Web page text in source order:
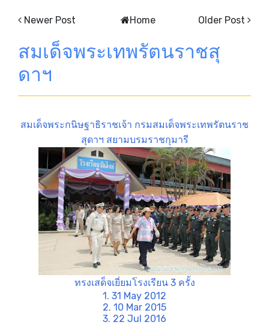
Newer Post Older Post
Home
สมเด็จพระเทพรัตนราชสุ
ดาฯ
สมเด็จพระกนิษฐาธิราชเจ้า กรมสมเด็จพระเทพรัตนราช
สุดาฯ สยามบรมราชกุมารี
ทรงเสด็จเยี่ยมโรงเรียน 3 ครั้ง
1. 31 May 2012
2. 10 Mar 2015
3. 22 Jul 2016